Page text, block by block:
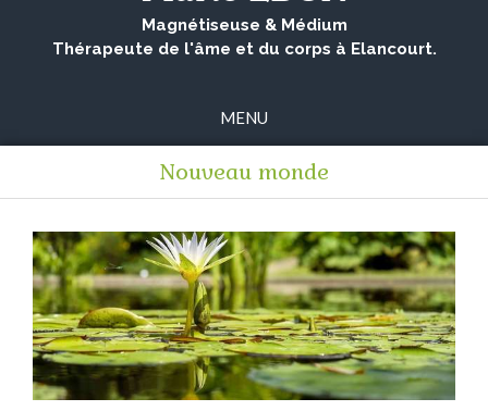
Magnétiseuse & Médium
Thérapeute de l'âme et du corps à Elancourt.
MENU
Nouveau monde